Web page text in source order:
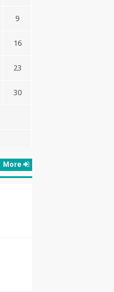
9
16
23
30
More